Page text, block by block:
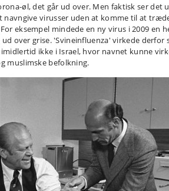
øl, det går ud over. Men faktisk ser det
virusser uden at komme til at
eksempel mindede en ny virus i 2009 en
over grise. 'Svineinfluenza' virkede derfor
ikke i Israel, hvor navnet kunne
muslimske befolkning.